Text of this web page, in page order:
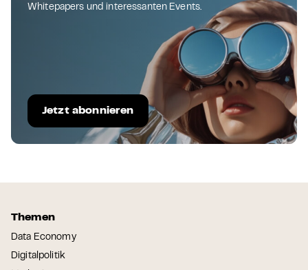
Whitepapers und interessanten Events.
Jetzt abonnieren
Themen
Data Economy
Digitalpolitik